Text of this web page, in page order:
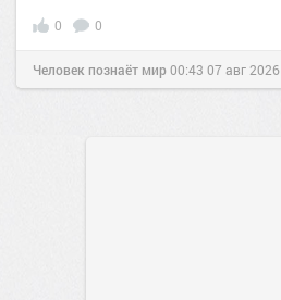
0 0
Человек познаёт мир00:43 07 авг 2026